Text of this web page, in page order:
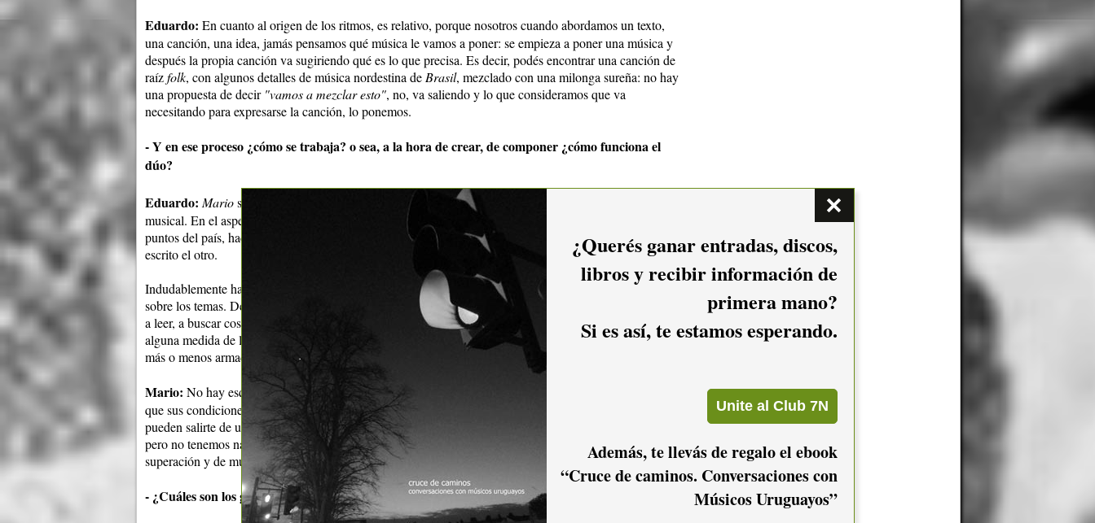
Eduardo: En cuanto al origen de los ritmos, es relativo, porque nosotros cuando abordamos un texto,
una canción, una idea, jamás pensamos qué música le vamos a poner: se empieza a poner una música y
después la propia canción va sugiriendo qué es lo que precisa. Es decir, podés encontrar una canción de
raízfolk, con algunos detalles de música nordestina deBrasil, mezclado con una milonga sureña: no hay
una propuesta de decir "vamos a mezclar esto", no, va saliendo y lo que consideramos que va
necesitando para expresarse la canción, lo ponemos.
- Y en ese proceso ¿cómo se trabaja? o sea, a la hora de crear, de componer ¿cómo funciona el
dúo?
Eduardo: Mariose ha dedicado profundamente a la parte de textos y yo siempre a la parte arreglística,
musical. En el aspecto creativo hay cosas curiosísimas: nos ha pasado de, estando separados, en distintos
puntos del país, hacer una canción y encontrarnos que uno había hecho la música para lo que había
escrito el otro.
Indudablemente hay un conocimiento de las expectativas de lo que queremos, porque discutimos mucho
sobre los temas. De repente le digo
"Pah Mario escribite algo sobre este tema"
a leer, a buscar cosas y si no le encuentra raíz, no sale; si hay autenticidad sale. O sea, siempre sale en
alguna medida de la discusión: uno trae un texto hecho y discutimos una música, o viene una melodía
más o menos armada y terminamos de armarla.
Mario: No hay esquemas, no hay nada preestablecido. Cada uno trata de rendir el máximo posible en lo
que sus condiciones naturales le permiten, y mejorar en las que no son su fuerte. Hay canciones que
pueden salirte de un día para el otro, y hay canciones que hace fácil, años, que andamos buscándolas;
pero no tenemos nada así, preestablecido. El dúo sí lo que tiene muy claro son sus objetivos de
superación y de mutuo respeto en cuanto a los gustos de cada uno.
- ¿Cuáles son los gustos, las influencias musicales de cada uno?
¿Querés ganar entradas, discos,
libros y recibir información de
primera mano?
Si es así, te estamos esperando.
Además, te llevás de regalo el ebook
“Cruce de caminos. Conversaciones con
Músicos Uruguayos”